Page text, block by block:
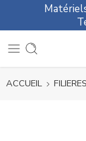
ACCUEIL FILIERES